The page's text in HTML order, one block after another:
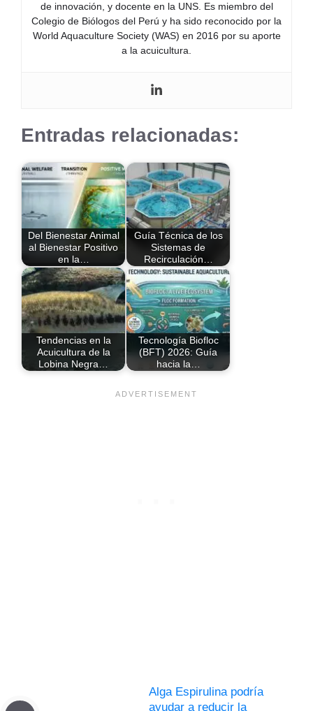
de innovación, y docente en la UNS. Es miembro del
Colegio de Biólogos del Perú y ha sido reconocido por la
World Aquaculture Society (WAS) en 2016 por su aporte
a la acuicultura.
Entradas relacionadas:
Del Bienestar Animal
al Bienestar Positivo
en la…
Guía Técnica de los
Sistemas de
Recirculación…
Tendencias en la
Acuicultura de la
Lobina Negra…
Tecnología Biofloc
(BFT) 2026: Guía
hacia la…
Alga Espirulina podría
ayudar a reducir la